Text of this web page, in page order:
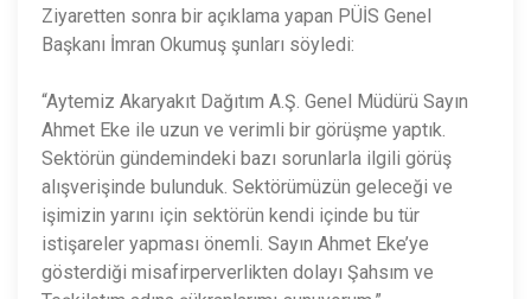
Ziyaretten sonra bir açıklama yapan PÜİS Genel
Başkanı İmran Okumuş şunları söyledi:
“Aytemiz Akaryakıt Dağıtım A.Ş. Genel Müdürü Sayın
Ahmet Eke ile uzun ve verimli bir görüşme yaptık.
Sektörün gündemindeki bazı sorunlarla ilgili görüş
alışverişinde bulunduk. Sektörümüzün geleceği ve
işimizin yarını için sektörün kendi içinde bu tür
istişareler yapması önemli. Sayın Ahmet Eke’ye
gösterdiği misafirperverlikten dolayı Şahsım ve